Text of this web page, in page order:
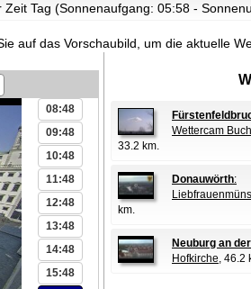
Zeit Tag (Sonnenaufgang: 05:58 -
auf das Vorschaubild, um die aktuelle
04:48
05:48
08:48
09:48
10:48
11:48
12:48
13:48
14:48
15:48
Wettercam
33.2 km.
Donauwörth:
km.
Neuburg an
Hofkirche, 46.2